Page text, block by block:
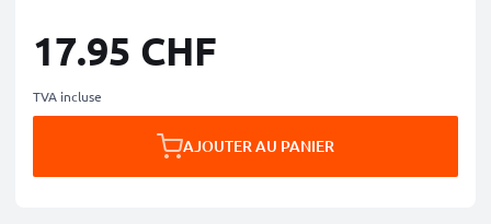
17.95 CHF
TVA incluse
AJOUTER AU PANIER